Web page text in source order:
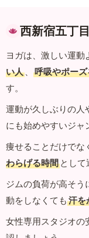
西新宿五丁
ヨガは、激しい運動
い人 、 呼吸やポー
す。
運動が久しぶりの人
にも始めやすいジャ
痩せることだけでな
わらげる時間 として
ジムの負荷が高そう
動をしなくても 汗を
女性専用スタジオの